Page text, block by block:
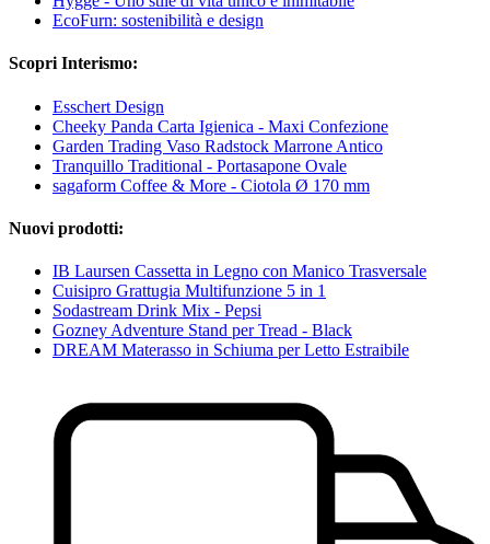
EcoFurn: sostenibilità e design
Scopri Interismo:
Esschert Design
Cheeky Panda Carta Igienica - Maxi Confezione
Garden Trading Vaso Radstock Marrone Antico
Tranquillo Traditional - Portasapone Ovale
sagaform Coffee & More - Ciotola Ø 170 mm
Nuovi prodotti:
IB Laursen Cassetta in Legno con Manico Trasversale
Cuisipro Grattugia Multifunzione 5 in 1
Sodastream Drink Mix - Pepsi
Gozney Adventure Stand per Tread - Black
DREAM Materasso in Schiuma per Letto Estraibile